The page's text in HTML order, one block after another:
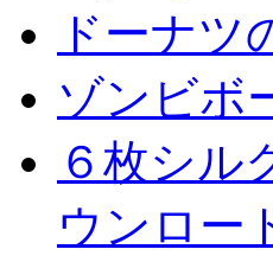
ドーナツ
ゾンビボ
６枚シル
ウンロー